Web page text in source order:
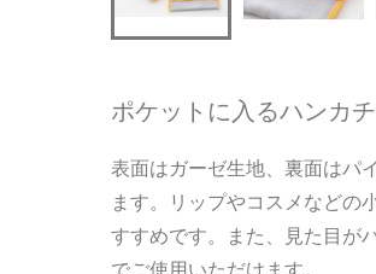
ポケットに入るハンカ
表面はガーゼ生地、裏面はパ
ます。リップやコスメなどの
すすめです。また、見た目が